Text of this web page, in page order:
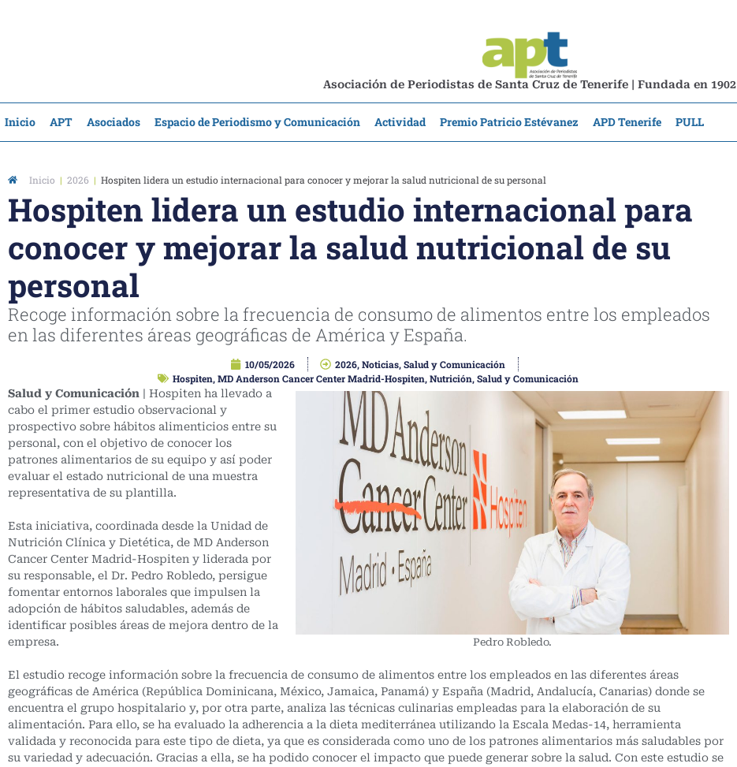
Asociación de Periodistas de Santa Cruz de Tenerife | Fundada en 1902
Inicio APT Asociados Espacio de Periodismo y Comunicación Actividad Premio Patricio Estévanez APD Tenerife PULL
Inicio | 2026 | Hospiten lidera un estudio internacional para conocer y mejorar la salud nutricional de su personal
Hospiten lidera un estudio internacional para
conocer y mejorar la salud nutricional de su
personal
Recoge información sobre la frecuencia de consumo de alimentos entre los empleados
en las diferentes áreas geográficas de América y España.
10/05/2026 2026,Noticias,Salud y Comunicación
Hospiten,MD Anderson Cancer Center Madrid-Hospiten,Nutrición,Salud y Comunicación
Pedro Robledo.
Salud y Comunicación | Hospiten ha llevado a
cabo el primer estudio observacional y
prospectivo sobre hábitos alimenticios entre su
personal, con el objetivo de conocer los
patrones alimentarios de su equipo y así poder
evaluar el estado nutricional de una muestra
representativa de su plantilla.
Esta iniciativa, coordinada desde la Unidad de
Nutrición Clínica y Dietética, de MD Anderson
Cancer Center Madrid-Hospiten y liderada por
su responsable, el Dr. Pedro Robledo, persigue
fomentar entornos laborales que impulsen la
adopción de hábitos saludables, además de
identificar posibles áreas de mejora dentro de la
empresa.
El estudio recoge información sobre la frecuencia de consumo de alimentos entre los empleados en las diferentes áreas
geográficas de América (República Dominicana, México, Jamaica, Panamá) y España (Madrid, Andalucía, Canarias) donde se
encuentra el grupo hospitalario y, por otra parte, analiza las técnicas culinarias empleadas para la elaboración de su
alimentación. Para ello, se ha evaluado la adherencia a la dieta mediterránea utilizando la Escala Medas-14, herramienta
validada y reconocida para este tipo de dieta, ya que es considerada como uno de los patrones alimentarios más saludables por
su variedad y adecuación. Gracias a ella, se ha podido conocer el impacto que puede generar sobre la salud. Con este estudio se